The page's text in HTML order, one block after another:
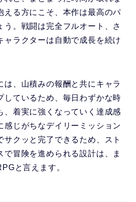
る方にこそ、本作は最高のパ
う。戦闘は完全フルオート、さ
ャラクターは自動で成長を続け
は、山積みの報酬と共にキャラ
しているため、毎日わずかな時
、着実に強くなっていく達成感
感じがちなデイリーミッション
サクッと完了できるため、スト
で冒険を進められる設計は、ま
と言えます。